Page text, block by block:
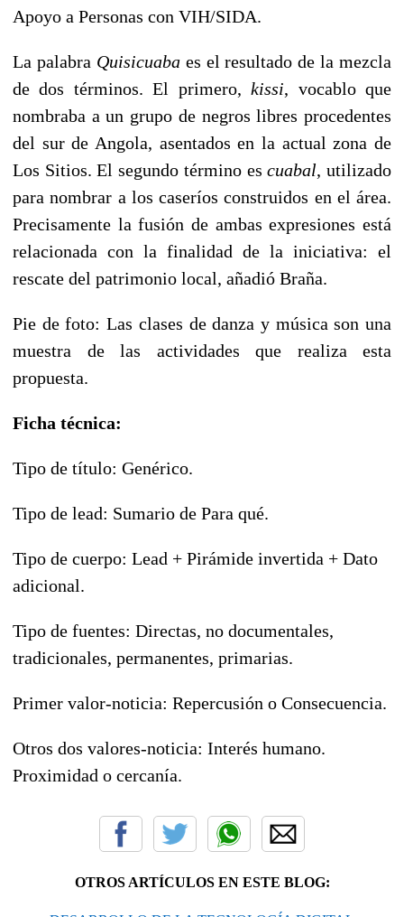
Apoyo a Personas con VIH/SIDA.
La palabra Quisicuabaes el resultado de la mezcla
de dos términos. El primero,kissi, vocablo que
nombraba a un grupo de negros libres procedentes
del sur de Angola, asentados en la actual zona de
Los Sitios. El segundo término escuabal, utilizado
para nombrar a los caseríos construidos en el área.
Precisamente la fusión de ambas expresiones está
relacionada con la finalidad de la iniciativa: el
rescate del patrimonio local, añadió Braña.
Pie de foto: Las clases de danza y música son una
muestra de las actividades que realiza esta
propuesta.
Ficha técnica:
Tipo de título: Genérico.
Tipo de lead: Sumario de Para qué.
Tipo de cuerpo: Lead + Pirámide invertida + Dato
adicional.
Tipo de fuentes: Directas, no documentales,
tradicionales, permanentes, primarias.
Primer valor-noticia: Repercusión o Consecuencia.
Otros dos valores-noticia: Interés humano.
Proximidad o cercanía.
OTROS ARTÍCULOS EN ESTE BLOG: